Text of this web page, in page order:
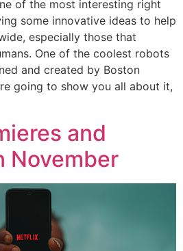
of the most interesting right
some innovative ideas to help
especially those that
One of the coolest robots
and created by Boston
going to show you all about it,
and
November